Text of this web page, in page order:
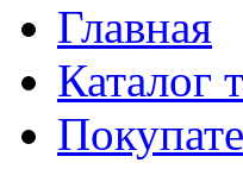
Главная
Каталог